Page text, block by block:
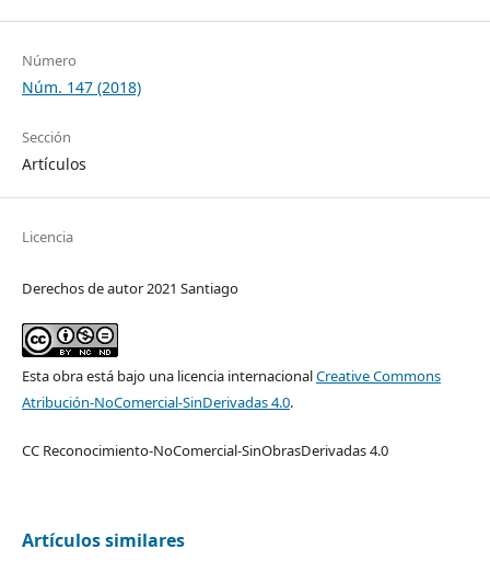
Número
Núm. 147 (2018)
Sección
Artículos
Licencia
Derechos de autor 2021 Santiago
Esta obra está bajo una licencia internacionalCreative Commons
Atribución-NoComercial-SinDerivadas 4.0.
CC Reconocimiento-NoComercial-SinObrasDerivadas 4.0
Artículos similares